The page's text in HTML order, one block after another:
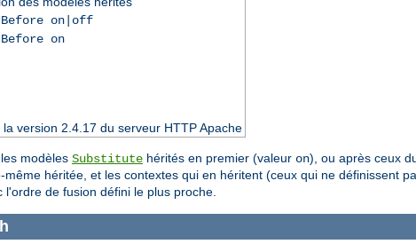
on|off
on
version 2.4.17 du serveur HTTP Apache
modèles Substitute hérités en premier (valeur on), ou après ceux
même héritée, et les contextes qui en héritent (ceux qui ne définissent
l'ordre de fusion défini le plus proche.